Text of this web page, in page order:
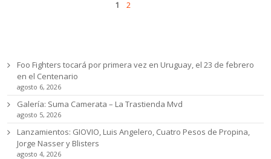
Pages
1 2
Foo Fighters tocará por primera vez en Uruguay, el 23 de febrero
en el Centenario
agosto 6, 2026
Galería: Suma Camerata – La Trastienda Mvd
agosto 5, 2026
Lanzamientos: GIOVIO, Luis Angelero, Cuatro Pesos de Propina,
Jorge Nasser y Blisters
agosto 4, 2026